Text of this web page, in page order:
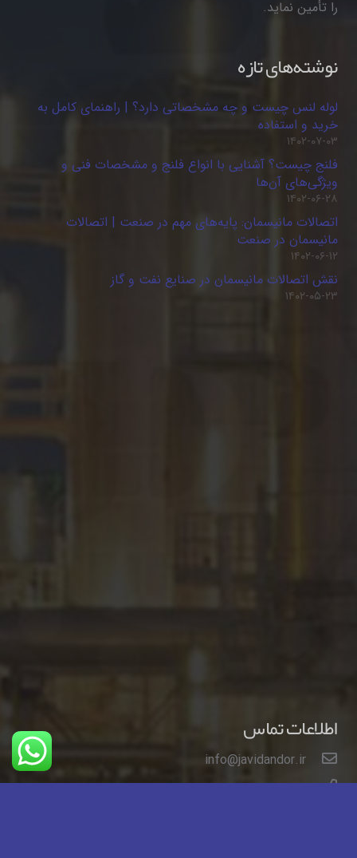
را تأمین نماید.
نوشته‌های تازه
لوله لنس چیست و چه مشخصاتی دارد؟ | راهنمای کامل به
خرید و استفاده
۱۴۰۲-۰۷-۰۳
فلنج چیست؟ آشنایی با انواع فلنج و مشخصات فنی و
ویژگی‌های آن‌ها
۱۴۰۲-۰۶-۲۸
اتصالات مانیسمان: پایه‌های مهم در صنعت | اتصالات
مانیسمان در صنعت
۱۴۰۲-۰۶-۱۲
نقش اتصالات مانیسمان در صنایع نفت و گاز
۱۴۰۲-۰۵-۲۳
اطلاعات تماس
info@javidandor.ir
02144030273